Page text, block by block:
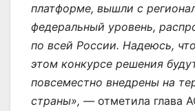
платформе, вышли с
федеральный уровень,
по всей России. Надеюсь,
этом конкурсе решения
повсеместно внедрены на
страны», — отметила глава